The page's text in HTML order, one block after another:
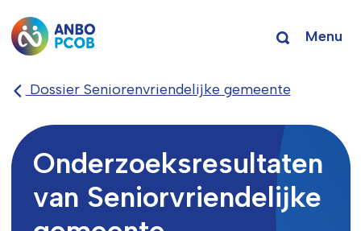
Menu
Dossier Seniorenvriendelijke gemeente
Onderzoeksresultaten
van Seniorvriendelijke